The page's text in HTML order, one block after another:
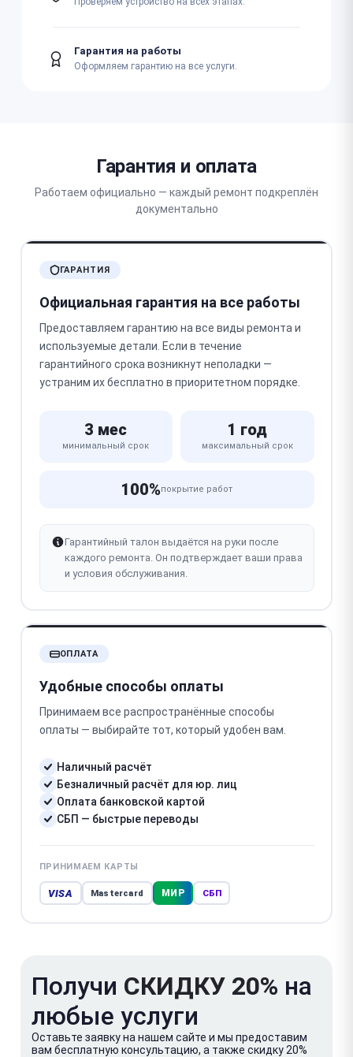
Гарантия на работы
Оформляем гарантию на все услуги.
Гарантия и оплата
Работаем официально — каждый ремонт подкреплён
документально
ГАРАНТИЯ
Официальная гарантия на все работы
Предоставляем гарантию на все виды ремонта и
используемые детали. Если в течение
гарантийного срока возникнут неполадки —
устраним их бесплатно в приоритетном порядке.
3 мес
минимальный срок
1 год
максимальный срок
100%покрытие работ
Гарантийный талон выдаётся на руки после
каждого ремонта. Он подтверждает ваши права
и условия обслуживания.
ОПЛАТА
Удобные способы оплаты
Принимаем все распространённые способы
оплаты — выбирайте тот, который удобен вам.
Наличный расчёт
Безналичный расчёт для юр. лиц
Оплата банковской картой
СБП — быстрые переводы
ПРИНИМАЕМ КАРТЫ
VISA Mastercard МИР СБП
Получи СКИДКУ 20% на
любые услуги
Оставьте заявку на нашем сайте и мы предоставим
вам бесплатную консультацию, а также скидку 20%